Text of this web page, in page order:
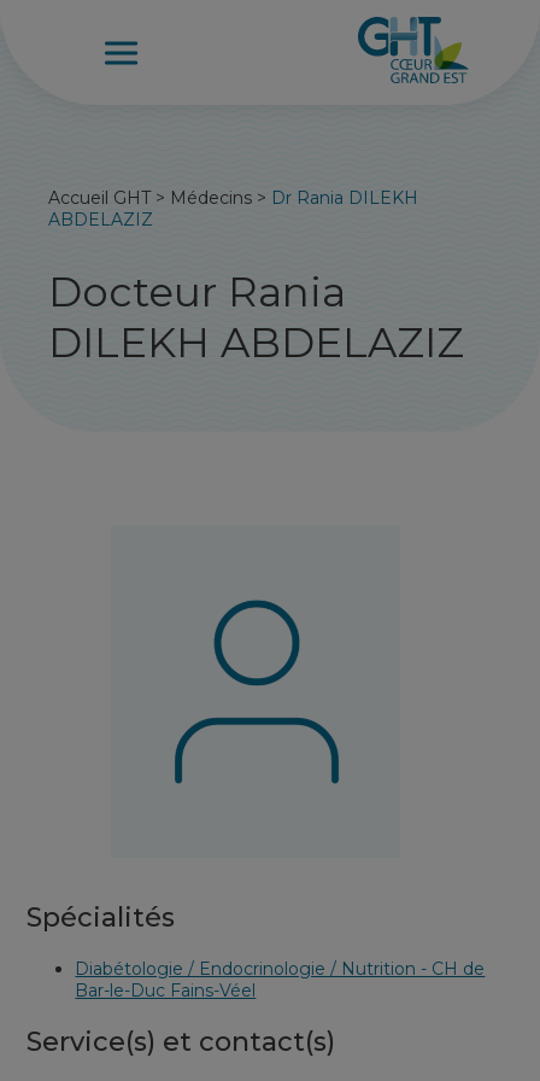
Accueil GHT> Médecins > Dr Rania DILEKH
ABDELAZIZ
Docteur Rania
DILEKH ABDELAZIZ
Spécialités
Diabétologie / Endocrinologie / Nutrition - CH de
Bar-le-Duc Fains-Véel
Service(s) et contact(s)